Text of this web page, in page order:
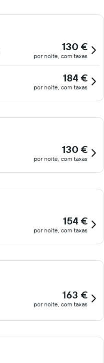
130 €
por noite, com taxas
184 €
por noite, com taxas
130 €
por noite, com taxas
154 €
por noite, com taxas
163 €
por noite, com taxas